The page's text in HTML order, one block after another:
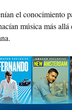
el conocimiento
música más allá